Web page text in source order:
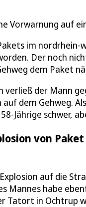
Vorwarnung auf
im
Der noch
dem Paket
verließ der Mann
dem Gehweg.
Jährige schwer,
von
auf die
Mannes habe
Tatort in Ochtrup